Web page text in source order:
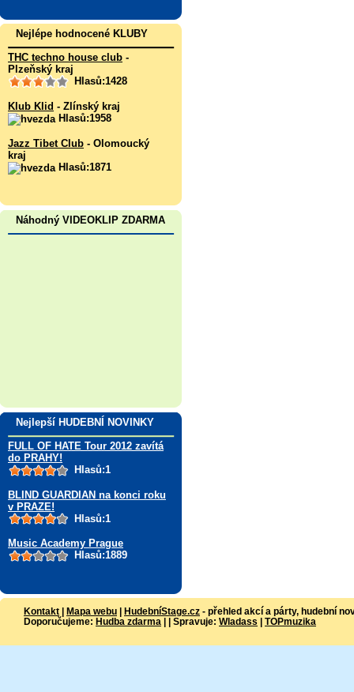
Nejlépe hodnocené KLUBY
THC techno house club -
Plzeňský kraj
Hlasů:1428
Klub Klid - Zlínský kraj
Hlasů:1958
Jazz Tibet Club - Olomoucký
kraj
Hlasů:1871
Náhodný VIDEOKLIP ZDARMA
Nejlepší HUDEBNÍ NOVINKY
FULL OF HATE Tour 2012 zavítá
do PRAHY!
Hlasů:1
BLIND GUARDIAN na konci roku
v PRAZE!
Hlasů:1
Music Academy Prague
Hlasů:1889
Kontakt | Mapa webu | HudebníStage.cz - přehled akcí a párty, hudební
Doporučujeme: Hudba zdarma | | Spravuje: Wladass | TOPmuzika